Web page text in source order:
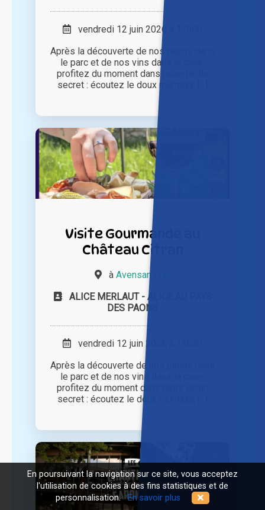
vendredi 12 juin 2026 à 12h00
Après la découverte de nos paons dans
le parc et de nos vins dans la cave,
profitez du moment dans notre jardin
secret : écoutez le doux murmure [...]
Visite Gourmande au
Château Citran
à Avensan (33)
ALICE MERLAUT - ALICE AU PAYS
DES PAONS
vendredi 12 juin 2026 à 13h00
Après la découverte de nos paons dans
le parc et de nos vins dans la cave,
profitez du moment dans notre jardin
secret : écoutez le doux murmure [...]
En poursuivant la navigation sur ce site, vous acceptez
l'utilisation de cookies à des fins statistiques et de
personnalisation.En savoir plus